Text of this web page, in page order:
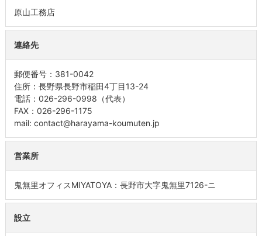
原山工務店
連絡先
郵便番号：381-0042
住所：長野県長野市稲田4丁目13-24
電話：026-296-0998（代表）
FAX：026-296-1175
mail: contact@harayama-koumuten.jp
営業所
鬼無里オフィスMIYATOYA：長野市大字鬼無里7126-ニ
設立